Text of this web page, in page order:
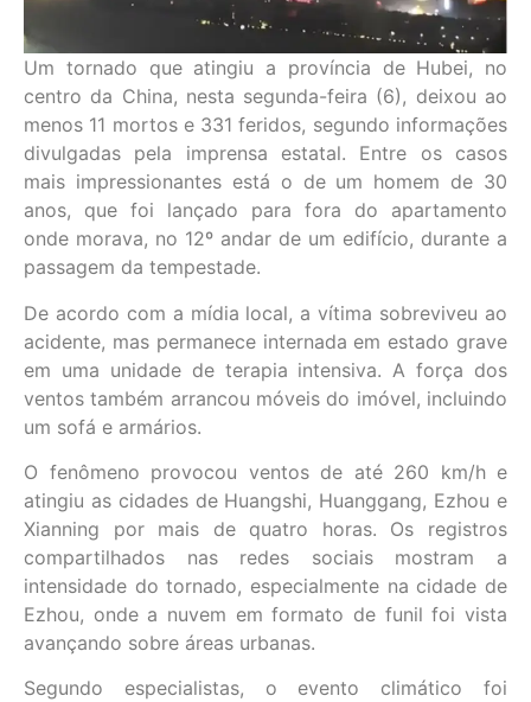
Um tornado que atingiu a província de Hubei, no
centro da China, nesta segunda-feira (6), deixou ao
menos 11 mortos e 331 feridos, segundo informações
divulgadas pela imprensa estatal. Entre os casos
mais impressionantes está o de um homem de 30
anos, que foi lançado para fora do apartamento
onde morava, no 12º andar de um edifício, durante a
passagem da tempestade.
De acordo com a mídia local, a vítima sobreviveu ao
acidente, mas permanece internada em estado grave
em uma unidade de terapia intensiva. A força dos
ventos também arrancou móveis do imóvel, incluindo
um sofá e armários.
O fenômeno provocou ventos de até 260 km/h e
atingiu as cidades de Huangshi, Huanggang, Ezhou e
Xianning por mais de quatro horas. Os registros
compartilhados nas redes sociais mostram a
intensidade do tornado, especialmente na cidade de
Ezhou, onde a nuvem em formato de funil foi vista
avançando sobre áreas urbanas.
Segundo especialistas, o evento climático foi